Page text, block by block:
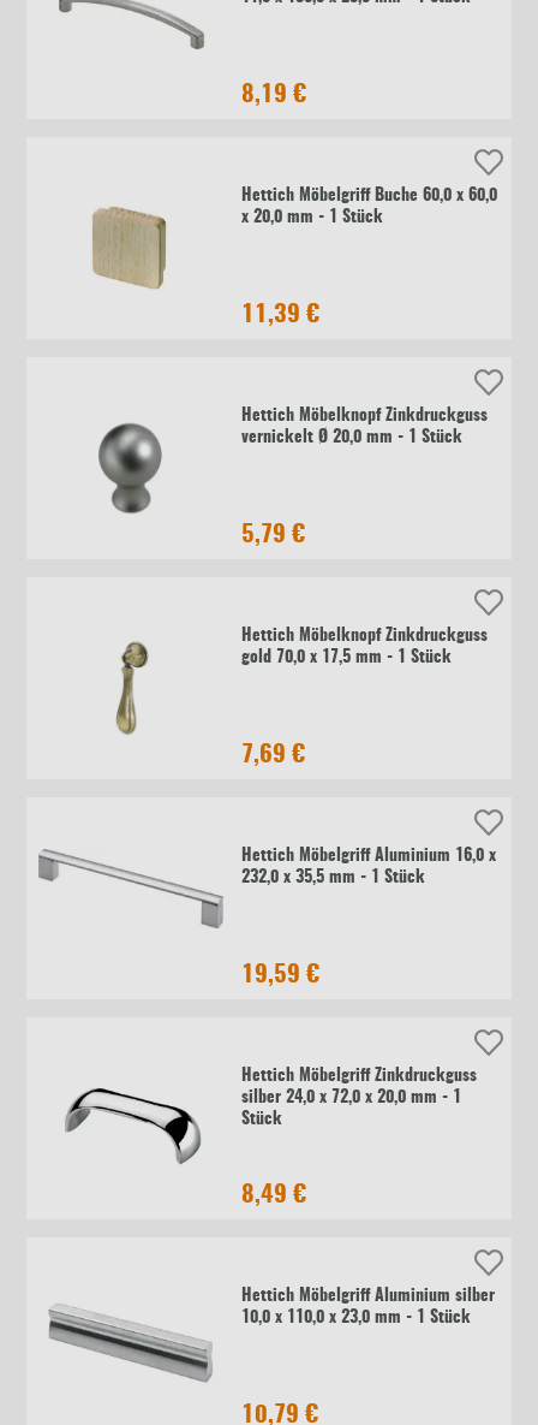
8,19 €
Hettich Möbelgriff Buche 60,0 x 60,0
x 20,0 mm - 1 Stück
11,39 €
Hettich Möbelknopf Zinkdruckguss
vernickelt Ø 20,0 mm - 1 Stück
5,79 €
Hettich Möbelknopf Zinkdruckguss
gold 70,0 x 17,5 mm - 1 Stück
7,69 €
Hettich Möbelgriff Aluminium 16,0 x
232,0 x 35,5 mm - 1 Stück
19,59 €
Hettich Möbelgriff Zinkdruckguss
silber 24,0 x 72,0 x 20,0 mm - 1
Stück
8,49 €
Hettich Möbelgriff Aluminium silber
10,0 x 110,0 x 23,0 mm - 1 Stück
10,79 €